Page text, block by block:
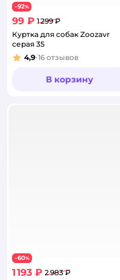
−92%
99 ₽ 1 299 ₽
Куртка для собак Zoozavr
серая 35
Рейтинг:
4,9 16 отзывов
В корзину
−60%
1 193 ₽ 2 983 ₽